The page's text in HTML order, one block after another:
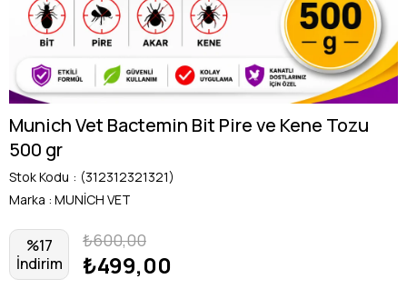
Munich Vet Bactemin Bit Pire ve Kene Tozu
500 gr
Stok Kodu
(312312321321)
Marka : MUNİCH VET
%17
İndirim
₺600,00
₺499,00